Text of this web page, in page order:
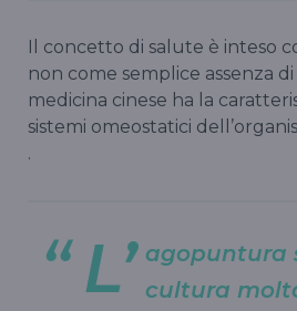
Il concetto di salute è inteso
non come semplice assenza
medicina cinese ha la
sistemi omeostatici
.
L’ agopuntura
cultura